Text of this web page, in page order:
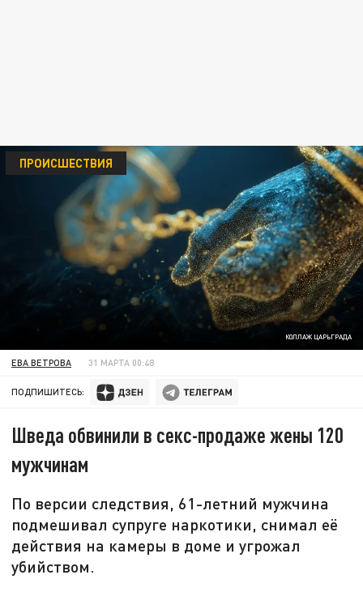
КОЛЛАЖ ЦАРЬГРАДА
ПРОИСШЕСТВИЯ
ЕВА ВЕТРОВА 31 МАРТА 00:48
ПОДПИШИТЕСЬ:
Шведа обвинили в секс-продаже жены 120
мужчинам
По версии следствия, 61-летний мужчина
подмешивал супруге наркотики, снимал её
действия на камеры в доме и угрожал
убийством.